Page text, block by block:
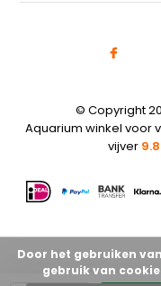
© Copyright
Aquarium winkel voor
vijver 9.8
Door het gebruiken
gebruik van